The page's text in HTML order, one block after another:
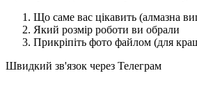
Що саме вас цікавить (алмазна
Який розмір роботи ви обрали
Прикріпіть фото файлом (для
Швидкий зв'язок через Телеграм